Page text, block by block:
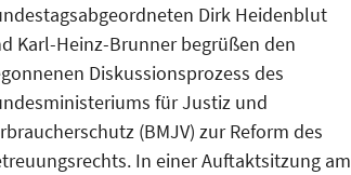
Dirk Heidenblut
Karl-Heinz-Brunner begrüßen den
Diskussionsprozess des
für Justiz und
(BMJV) zur Reform des
In einer Auftaktsitzung am